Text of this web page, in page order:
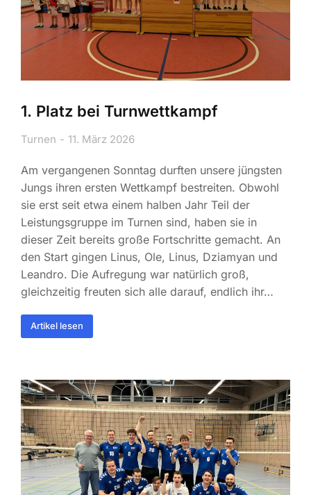
1. Platz bei Turnwettkampf
Turnen 11. März 2026
Am vergangenen Sonntag durften unsere jüngsten
Jungs ihren ersten Wettkampf bestreiten. Obwohl
sie erst seit etwa einem halben Jahr Teil der
Leistungsgruppe im Turnen sind, haben sie in
dieser Zeit bereits große Fortschritte gemacht. An
den Start gingen Linus, Ole, Linus, Dziamyan und
Leandro. Die Aufregung war natürlich groß,
gleichzeitig freuten sich alle darauf, endlich ihr…
Artikel lesen